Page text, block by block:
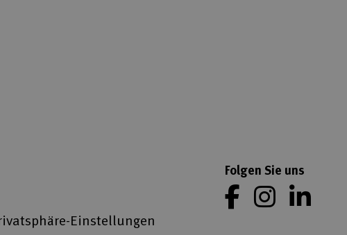
Einstellungen
Folgen Sie uns